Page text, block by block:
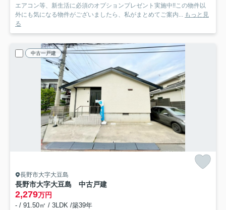
エアコン等、新生活に必須のオプションプレゼント実施中!!この物件以
外にも気になる物件がございましたら、私がまとめてご案内... もっと見
る
中古一戸建
長野市大字大豆島
長野市大字大豆島 中古戸建
2,279万円
- / 91.50㎡ / 3LDK /築39年